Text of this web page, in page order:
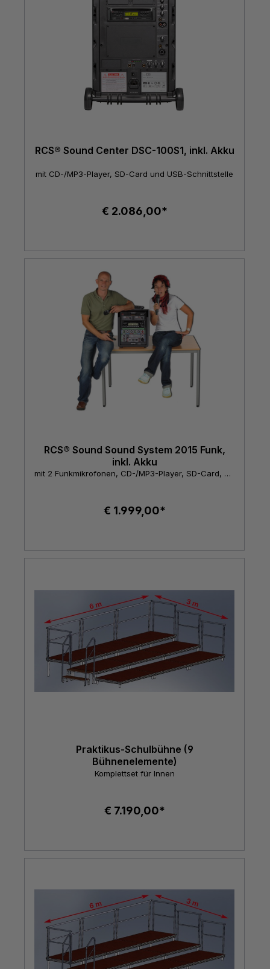
RCS® Sound Center DSC-100S1, inkl. Akku
mit CD-/MP3-Player, SD-Card und USB-Schnittstelle
€ 2.086,00*
RCS® Sound Sound System 2015 Funk,
inkl. Akku
mit 2 Funkmikrofonen, CD-/MP3-Player, SD-Card, USB und UHF-Empfänger
€ 1.999,00*
Praktikus-Schulbühne (9
Bühnenelemente)
Komplettset für Innen
€ 7.190,00*